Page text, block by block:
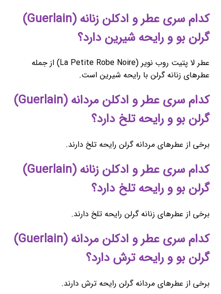
کدام سری عطر و ادکلن زنانه (Guerlain)
گرلن بو و رایحه شیرین دارد؟
عطر لا پتیت روب نویر (La Petite Robe Noire) از جمله
عطرهای زنانه گرلن با رایحه شیرین است.
کدام سری عطر و ادکلن مردانه (Guerlain)
گرلن بو و رایحه تلخ دارد؟
برخی از عطرهای مردانه گرلن رایحه تلخ دارند.
کدام سری عطر و ادکلن زنانه (Guerlain)
گرلن بو و رایحه تلخ دارد؟
برخی از عطرهای زنانه گرلن رایحه تلخ دارند.
کدام سری عطر و ادکلن مردانه (Guerlain)
گرلن بو و رایحه ترش دارد؟
برخی از عطرهای مردانه گرلن رایحه ترش دارند.